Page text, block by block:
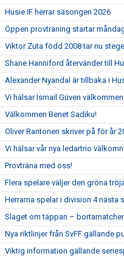
Husie IF herrar säsongen 2026
Öppen provträning startar
Viktor Zuta född 2008 tar nu
Shane Hanniford återvänder till
Alexander Nyandal är tillbaka i
Vi hälsar Ismail Güven
Välkommen Benet Sadiku!
Oliver Rantonen skriver på för år
Vi hälsar vår nya ledartrio
Provträna med oss!
Flera spelare väljer den gröna
Herrarna spelar i division 4 nästa
Slaget om täppan –
Nya riktlinjer från SvFF gällande
Viktig information gällande